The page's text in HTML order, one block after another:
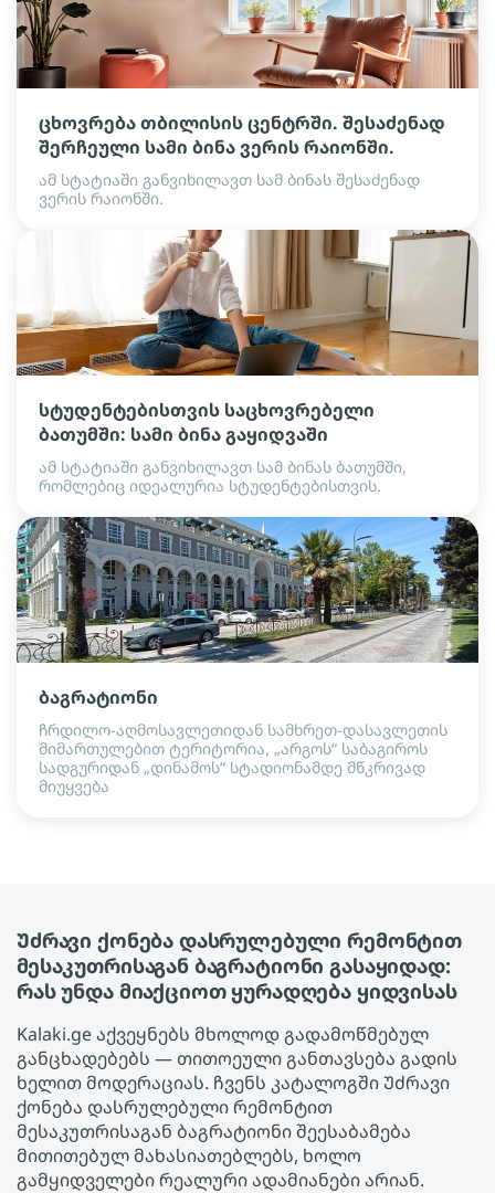
ცხოვრება თბილისის ცენტრში. შესაძენად
შერჩეული სამი ბინა ვერის რაიონში.
ამ სტატიაში განვიხილავთ სამ ბინას შესაძენად
ვერის რაიონში.
სტუდენტებისთვის საცხოვრებელი
ბათუმში: სამი ბინა გაყიდვაში
ამ სტატიაში განვიხილავთ სამ ბინას ბათუმში,
რომლებიც იდეალურია სტუდენტებისთვის.
ბაგრატიონი
ჩრდილო-აღმოსავლეთიდან სამხრეთ-დასავლეთის
მიმართულებით ტერიტორია, „არგოს“ საბაგიროს
სადგურიდან „დინამოს“ სტადიონამდე მწკრივად
მიუყვება
Უძრავი ქონება დასრულებული რემონტით
მესაკუთრისაგან ბაგრატიონი გასაყიდად:
რას უნდა მიაქციოთ ყურადღება ყიდვისას
Kalaki.ge აქვეყნებს მხოლოდ გადამოწმებულ
განცხადებებს — თითოეული განთავსება გადის
ხელით მოდერაციას. ჩვენს კატალოგში Უძრავი
ქონება დასრულებული რემონტით
მესაკუთრისაგან ბაგრატიონი შეესაბამება
მითითებულ მახასიათებლებს, ხოლო
გამყიდველები რეალური ადამიანები არიან.